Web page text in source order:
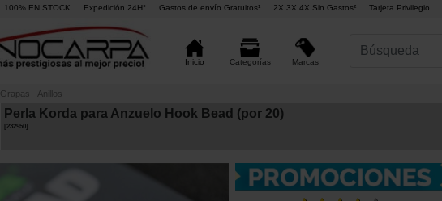
100% EN STOCK Expedición 24H° Gastos de envío Gratuitos¹ 2X 3X 4X Sin Gastos² Tarjeta Privilegio
Inicio Categorías Marcas
Grapas - Anillos
Perla Korda para Anzuelo Hook Bead (por 20)
232950]